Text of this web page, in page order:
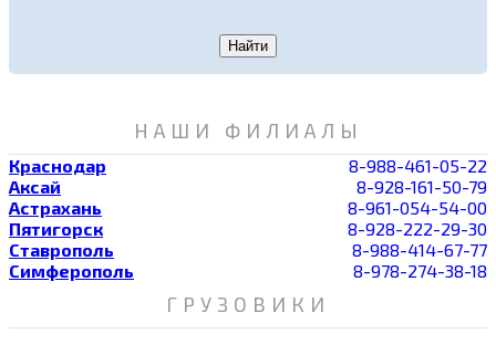
Найти
НАШИ ФИЛИАЛЫ
Краснодар
8-988-461-05-22
Аксай
8-928-161-50-79
Астрахань
8-961-054-54-00
Пятигорск
8-928-222-29-30
Ставрополь
8-988-414-67-77
Симферополь
8-978-274-38-18
ГРУЗОВИКИ